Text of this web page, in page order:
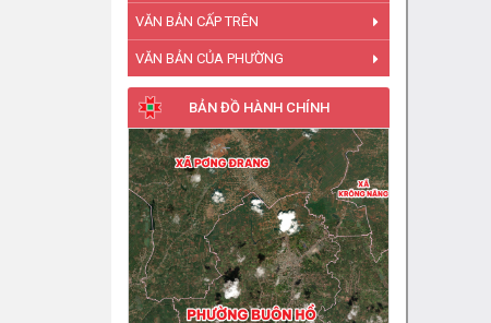
VĂN BẢN CẤP TRÊN
VĂN BẢN CỦA PHƯỜNG
BẢN ĐỒ HÀNH CHÍNH